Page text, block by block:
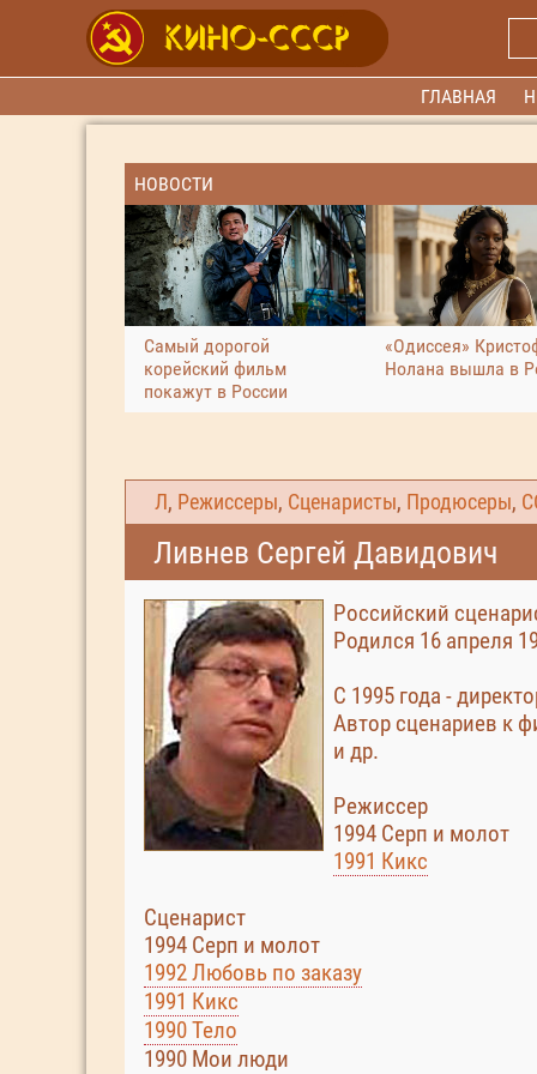
ГЛАВНАЯ
НОВОСТИ
Самый дорогой
корейский фильм
покажут в России
«Одиссея»
Нолана вышла в
Л , Режиссеры, Сценаристы, Продюсеры,
Ливнев Сергей Давидович
Российский
Родился 16 апреля
С 1995 года -
Автор сценариев к
и др.
Режиссер
1994 Серп и молот
1991 Кикс
Сценарист
1994 Серп и молот
1992 Любовь по заказу
1991 Кикс
1990 Тело
1990 Мои люди